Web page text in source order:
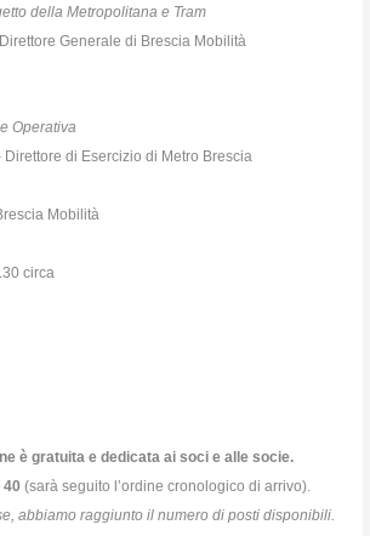
della Metropolitana e Tram
, Direttore Generale di Brescia Mobilità
Operativa
Direttore di Esercizio di Metro Brescia
Mobilità
circa
è gratuita e dedicata ai soci e alle socie.
(sarà seguito l’ordine cronologico di arrivo).
abbiamo raggiunto il numero di posti disponibili.